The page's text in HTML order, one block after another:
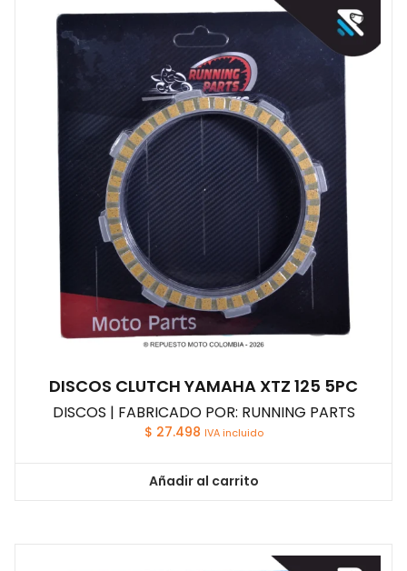
DISCOS CLUTCH YAMAHA XTZ 125 5PC
DISCOS | FABRICADO POR: RUNNING PARTS
$ 27.498 IVA incluido
Añadir al carrito